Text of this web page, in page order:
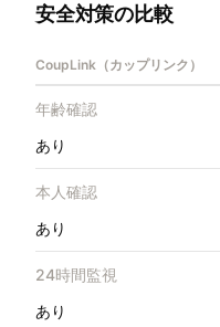
安全対策の比較
CoupLink（カップリンク）
年齢確認
あり
本人確認
あり
24時間監視
あり